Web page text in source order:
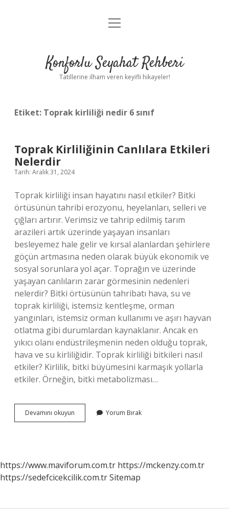
Anasayfa
Yasal Uyarı
menüyü
Konforlu Seyahat Rehberi
Tatillerine ilham veren keyifli hikayeler!
Etiket: Toprak kirliliği nedir 6 sınıf
Toprak Kirliliğinin Canlılara Etkileri
Nelerdir
Tarih: Aralık 31, 2024
Toprak kirliliği insan hayatını nasıl etkiler? Bitki
örtüsünün tahribi erozyonu, heyelanları, selleri ve
çığları artırır. Verimsiz ve tahrip edilmiş tarım
arazileri artık üzerinde yaşayan insanları
besleyemez hale gelir ve kırsal alanlardan şehirlere
göçün artmasına neden olarak büyük ekonomik ve
sosyal sorunlara yol açar. Toprağın ve üzerinde
yaşayan canlıların zarar görmesinin nedenleri
nelerdir? Bitki örtüsünün tahribatı hava, su ve
toprak kirliliği, istemsiz kentleşme, orman
yangınları, istemsiz orman kullanımı ve aşırı hayvan
otlatma gibi durumlardan kaynaklanır. Ancak en
yıkıcı olanı endüstrileşmenin neden olduğu toprak,
hava ve su kirliliğidir. Toprak kirliliği bitkileri nasıl
etkiler? Kirlilik, bitki büyümesini karmaşık yollarla
etkiler. Örneğin, bitki metabolizması…
Devamını okuyun
Kirliliğinin
Yorum Bırak
https://www.maviforum.com.tr https://mckenzy.com.tr
https://sedefcicekcilik.com.trSitemap